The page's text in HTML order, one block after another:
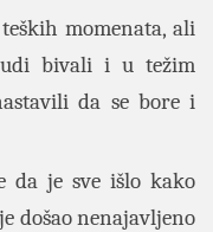
momenata, ali
bivali i u težim
da se bore i
da je sve išlo kako
došao nenajavljeno